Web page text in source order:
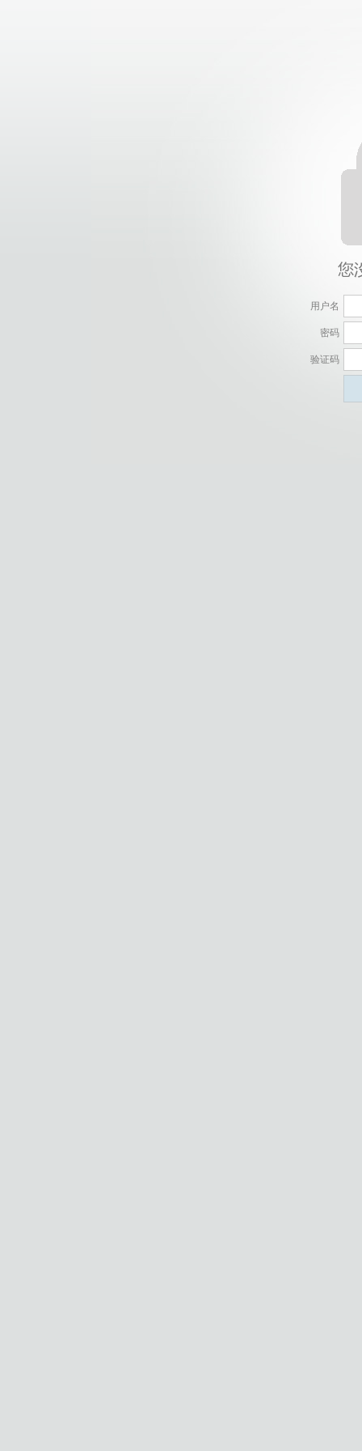
用户名
密码
验证码